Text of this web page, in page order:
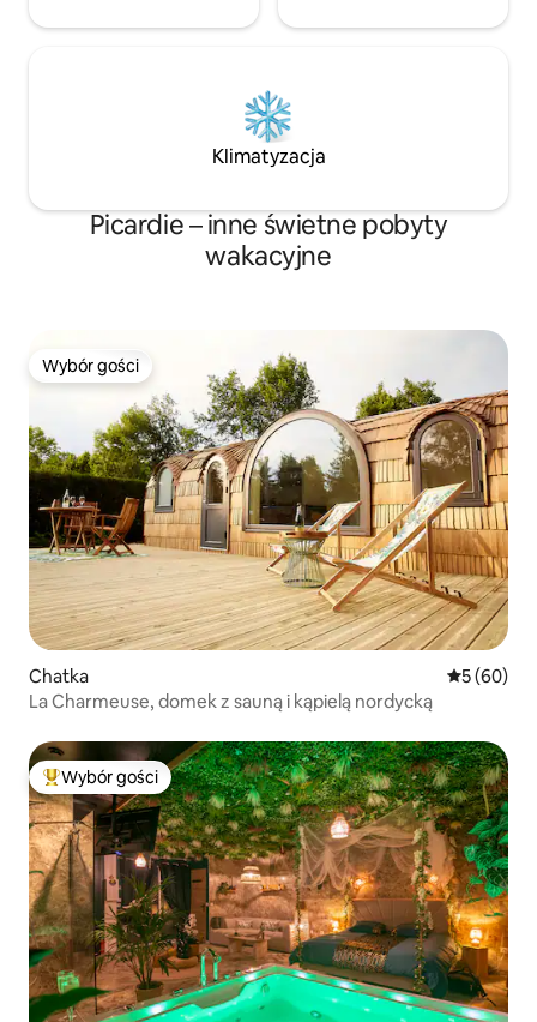
Klimatyzacja
Picardie – inne świetne pobyty
wakacyjne
Wybór gości
Wybór gości
Chatka Średnia
5 (60)
La Charmeuse, domek z sauną i kąpielą nordycką
Najpopularniejsze z kategorii Wybór gości
Wybór gości